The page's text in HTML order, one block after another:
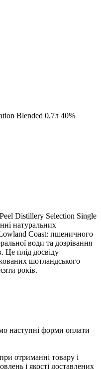
Blended 0,7л 40%
Distillery Selection Single
натуральних
Lowland Coast: пшеничного
води та дозрівання
Це плід досвіду
шотландського
років.
наступні форми оплати
отриманні товару і
і якості доставлених